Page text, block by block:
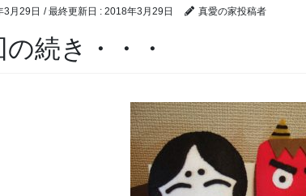
3月29日 / 最終更新日 : 2018年3月29日 真愛の家投稿者
続き・・・